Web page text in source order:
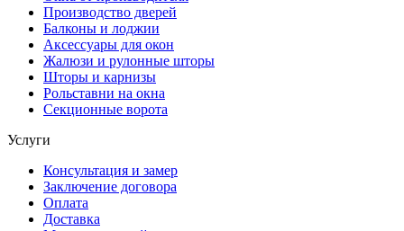
Производство дверей
Балконы и лоджии
Аксессуары для окон
Жалюзи и рулонные шторы
Шторы и карнизы
Рольставни на окна
Секционные ворота
Услуги
Консультация и замер
Заключение договора
Оплата
Доставка